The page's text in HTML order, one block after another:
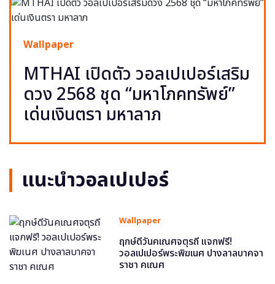
Wallpaper
MTHAI เปิดตัว วอลเปเปอร์เสริม
ดวง 2568 ชุด “มหาโภคทรัพย์”
เด่นเงินตรา มหาลาภ
แนะนำวอลเปเปอร์
Wallpaper
ฤกษ์ดีวันคเณศจตุรถี แจกฟรี!
วอลเปเปอร์พระพิฆเนศ ปางลาลบาคจา
ราชา คเณศ